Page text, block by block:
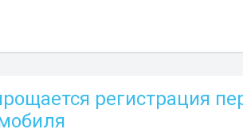
регистрация